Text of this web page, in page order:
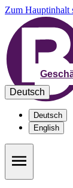
Zum Hauptinhalt
Deutsch
Deutsch
English